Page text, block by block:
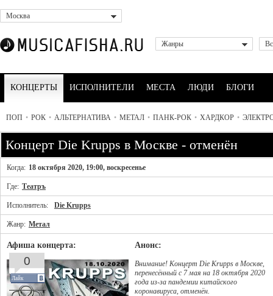
Москва
Жанры
КОНЦЕРТЫ ИСПОЛНИТЕЛИ МЕСТА ЛЮДИ БЛОГИ
ПОП • РОК • АЛЬТЕРНАТИВА • МЕТАЛ • ПАНК-РОК • ХАРДКОР •
Концерт Die Krupps в Москве - отменён
Когда: 18 октября 2020, 19:00, воскресенье
Где: Театръ
Исполнитель: Die Krupps
Жанр: Метал
Афиша концерта: Анонс:
Внимание! Концерт Die Krupps в Москве,
перенесённый с 7 мая на 18 октября 2020
года из-за пандемии китайского
коронавируса, отменён.
0
Лайк